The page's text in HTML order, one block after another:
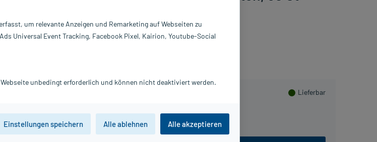
PZN:11648419
Lieferbar
20 St 50 St
um relevante Anzeigen und Remarketing auf Webseiten zu
Universal Event Tracking, Facebook Pixel, Kairion, Youtube-Social
unbedingt erforderlich und können nicht deaktiviert werden.
Einstellungen speichern Alle ablehnen Alle akzeptieren